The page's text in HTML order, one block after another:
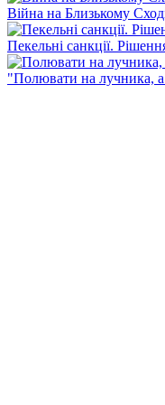
Війна на Близькому
Пекельні санкції.
"Полювати на лучника, а